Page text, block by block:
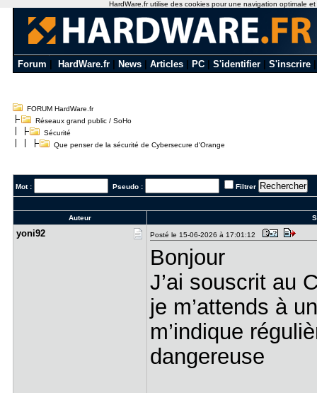
Forum HardWare.fr News Articles PC S'identifier S'inscrire
FORUM HardWare.fr
Réseaux grand public / SoHo
Sécurité
Que penser de la sécurité de Cybersecure d'Orange
Mot : Pseudo : Filtrer
Auteur
yoni92 Posté le 15-06-2026 à 17:01:12
Bonjour
J’ai souscrit au
je m’attends à
m’indique
dangereuse
HardWare.fr utilise des cookies pour une navigation optimale